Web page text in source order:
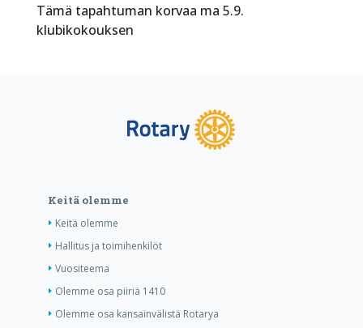
Tämä tapahtuman korvaa ma 5.9.
klubikokouksen
Keitä olemme
Keitä olemme
Hallitus ja toimihenkilöt
Vuositeema
Olemme osa piiriä 1410
Olemme osa kansainvälistä Rotarya